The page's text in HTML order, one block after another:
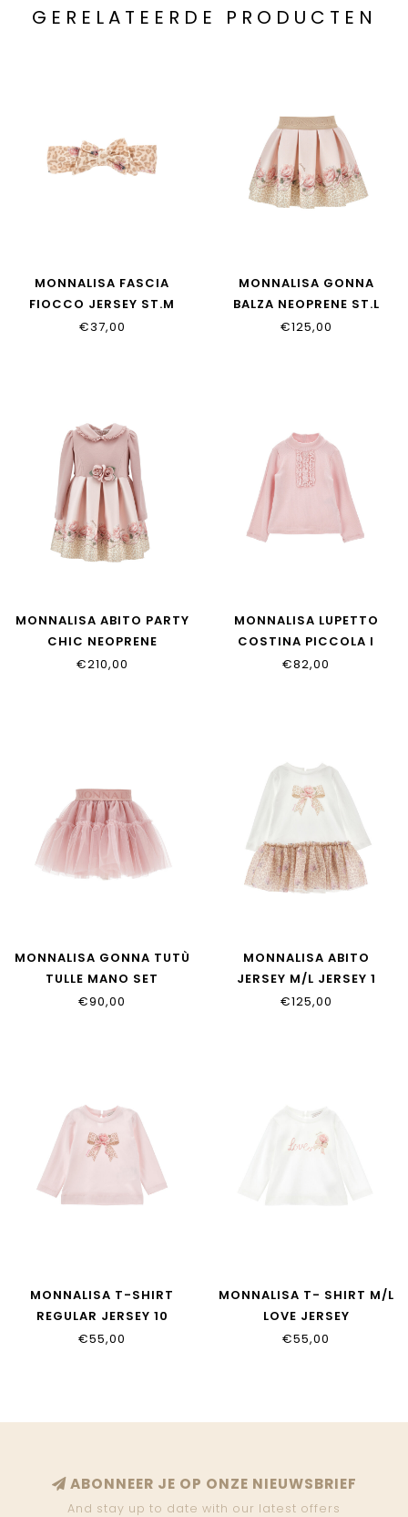
GERELATEERDE PRODUCTEN
MONNALISA FASCIA
FIOCCO JERSEY ST.M
39H004_8009_0080
€37,00
MONNALISA GONNA
BALZA NEOPRENE ST.L
31H702_8651_0080
€125,00
MONNALISA ABITO PARTY
CHIC NEOPRENE
31H909_8651_0080
€210,00
MONNALISA LUPETTO
COSTINA PICCOLA I
37H617_8212_094F
€82,00
MONNALISA GONNA TUTÙ
TULLE MANO SET
37HGON_T9945_0063
€90,00
MONNALISA ABITO
JERSEY M/L JERSEY 1
39H900_8002_0180
€125,00
MONNALISA T-SHIRT
REGULAR JERSEY 10
39H600_8002_0091
€55,00
MONNALISA T- SHIRT M/L
LOVE JERSEY
39H604_8002_0001
€55,00
ABONNEER JE OP ONZE NIEUWSBRIEF
And stay up to date with our latest offers